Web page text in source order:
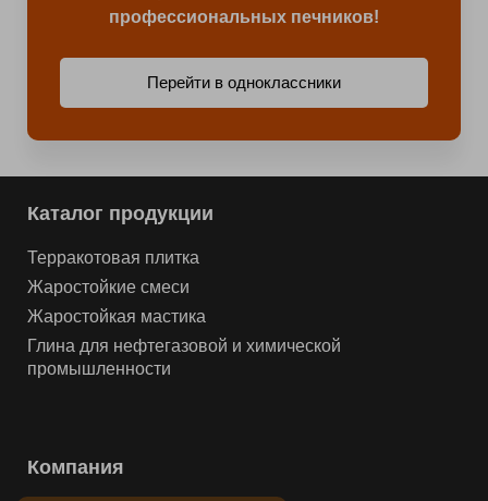
профессиональных печников!
Перейти в одноклассники
Каталог продукции
Терракотовая плитка
Жаростойкие смеси
Жаростойкая мастика
Глина для нефтегазовой и химической
промышленности
Компания